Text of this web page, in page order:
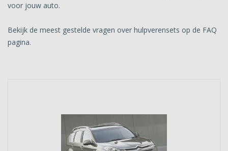
voor jouw auto.
Bekijk de meest gestelde vragen over hulpverensets op de FAQ
pagina.